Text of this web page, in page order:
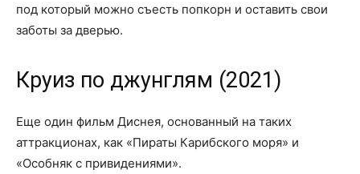
под который можно съесть попкорн и оставить свои
заботы за дверью.
Круиз по джунглям (2021)
Еще один фильм Диснея, основанный на таких
аттракционах, как «Пираты Карибского моря» и
«Особняк с привидениями».